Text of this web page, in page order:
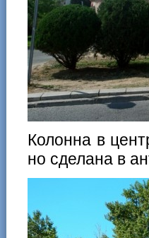
Колонна в
но сделана в